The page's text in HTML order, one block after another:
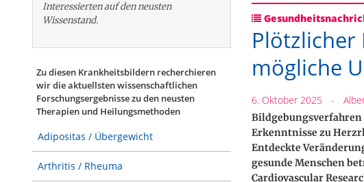
Interessierten auf den neusten
Wissenstand.
Zu diesen Krankheitsbildern recherchieren
wir die aktuellsten wissenschaftlichen
Forschungs­ergebnisse zu den neusten
Therapien und Heilungsmethoden
Adipositas / Übergewicht
Arthritis / Rheuma
mögliche
6. Oktober 2025 -
Erkenntnisse zu
Entdeckte
gesunde Menschen
Cardiovascular